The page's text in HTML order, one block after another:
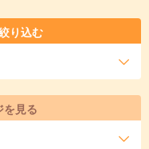
り込む
を見る